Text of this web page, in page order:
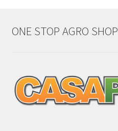
ONE STOP AGRO SHOP